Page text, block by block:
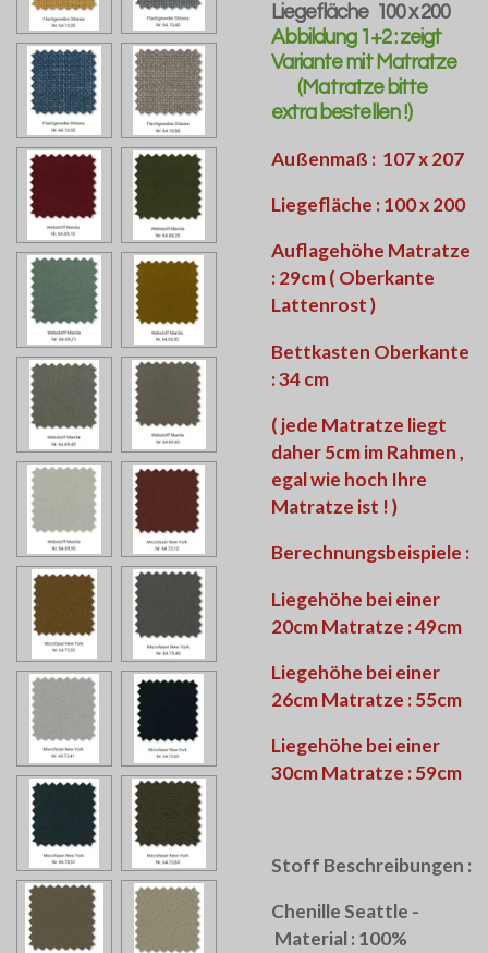
Liegefläche 100 x 200
Abbildung 1+2 : zeigt
Variante mit Matratze
(Matratze bitte
extra bestellen !)
Außenmaß : 107 x 207
Liegefläche : 100 x 200
Auflagehöhe Matratze
: 29cm ( Oberkante
Lattenrost )
Bettkasten Oberkante
: 34 cm
( jede Matratze liegt
daher 5cm im Rahmen ,
egal wie hoch Ihre
Matratze ist ! )
Berechnungsbeispiele :
Liegehöhe bei einer
20cm Matratze : 49cm
Liegehöhe bei einer
26cm Matratze : 55cm
Liegehöhe bei einer
30cm Matratze : 59cm
Stoff Beschreibungen :
Chenille Seattle -
Material : 100%